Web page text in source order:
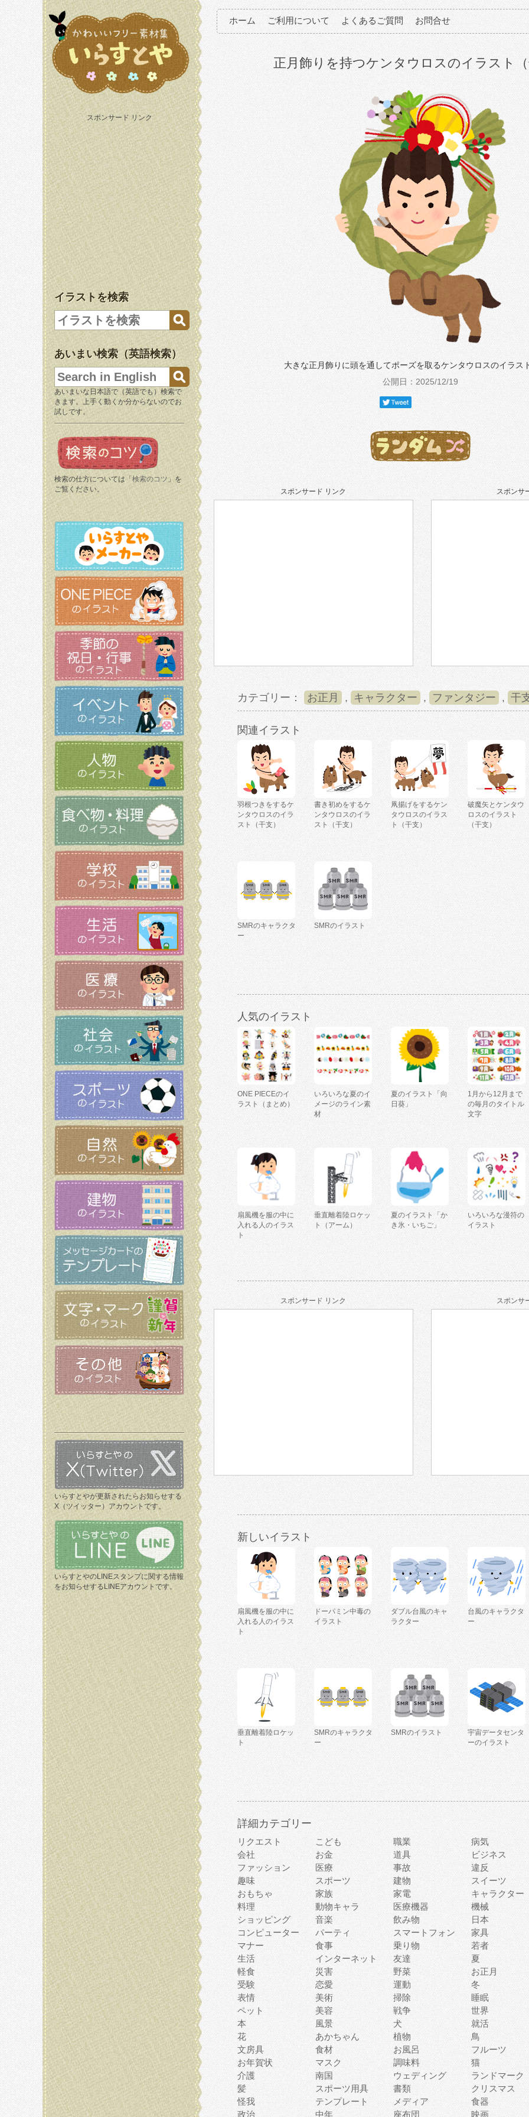
スポンサード リンク
イラストを検索
あいまい検索（英語検索）
あいまいな日本語で（英語でも）検索で
きます。上手く動くか分からないのでお
試しです。
検索の仕方については「 検索のコツ 」を
ご覧ください。
いらすとやが更新されたらお知らせする
X（ツイッター）アカウントです。
いらすとやのLINEスタンプに関する情報
をお知らせするLINEアカウントです。
ホーム ご利用について よくあるご質問 お問合せ
正月飾りを持つケンタウロスのイラスト
大きな正月飾りに頭を通してポーズを取るケンタウロスのイラス
公開日：2025/12/19
スポンサード リンク スポンサ
カテゴリー： お正月 , キャラクター , ファンタジー , 干
関連イラスト
羽根つきをするケ
ンタウロスのイラ
スト（干支）
書き初めをするケ
ンタウロスのイラ
スト（干支）
凧揚げをするケン
タウロスのイラス
ト（干支）
破魔矢とケンタウ
ロスのイラスト
（干支）
SMRのキャラクタ
ー
SMRのイラスト
人気のイラスト
ONE PIECEのイ
ラスト（まとめ）
いろいろな夏のイ
メージのライン素
材
夏のイラスト「向
日葵」
1月から12月まで
の毎月のタイトル
文字
扇風機を服の中に
入れる人のイラス
ト
垂直離着陸ロケッ
ト（アーム）
夏のイラスト「か
き氷・いちご」
いろいろな漫符の
イラスト
スポンサード リンク スポンサ
新しいイラスト
扇風機を服の中に
入れる人のイラス
ト
ドーパミン中毒の
イラスト
ダブル台風のキャ
ラクター
台風のキャラクタ
ー
垂直離着陸ロケッ
ト
SMRのキャラクタ
ー
SMRのイラスト
宇宙データセンタ
ーのイラスト
詳細カテゴリー
リクエスト こども 職業
病気
会社
お金 道具
ビジネス
ファッション
医療 事故
違反
趣味
スポーツ 建物
スイーツ
おもちゃ
家族 家電
キャラクター
料理
動物キャラ 医療機器
機械
ショッピング
音楽 飲み物
日本
コンピューター
パーティ スマートフォン
家具
マナー
食事 乗り物
若者
生活
インターネット 友達
夏
軽食
災害 野菜
お正月
受験
恋愛 運動
冬
表情
美術 掃除
睡眠
ペット
美容 戦争
世界
本
風景 犬
就活
花
あかちゃん 植物
鳥
文房具
食材 お風呂
フルーツ
お年賀状
マスク 調味料
猫
介護
南国 ウェディング
ランドマーク
髪
スポーツ用具 書類
クリスマス
怪我
テンプレート メディア
食器
政治
中年 座布団 映画